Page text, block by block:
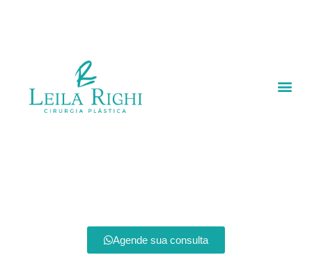
Agende sua consulta